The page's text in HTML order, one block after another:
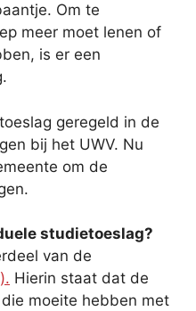
Om te
meer moet lenen of
is er een
geregeld in de
bij het UWV. Nu
om de
studietoeslag?
van de
Hierin staat dat de
moeite hebben met